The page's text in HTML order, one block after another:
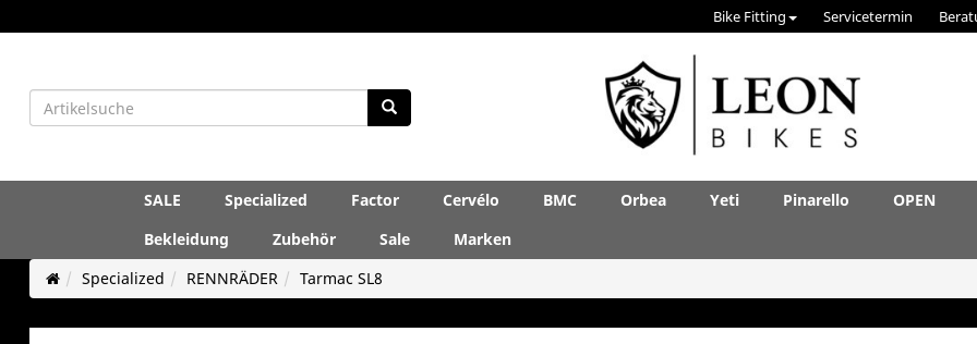
Bike Fitting Servicetermin
SALE Specialized Factor Cervélo BMC Orbea Yeti Pinarello OPEN
Bekleidung
Zubehör Sale
Marken
Specialized
RENNRÄDER Tarmac SL8